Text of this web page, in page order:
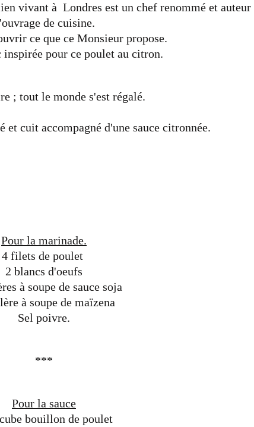
vivant à Londres est un chef renommé et auteur
de cuisine.
ce que ce Monsieur propose.
inspirée pour ce poulet au citron.
; tout le monde s'est régalé.
et cuit accompagné d'une sauce citronnée.
Pour la marinade.
4 filets de poulet
2 blancs d'oeufs
à soupe de sauce soja
à soupe de maïzena
Sel poivre.
***
Pour la sauce
bouillon de poulet